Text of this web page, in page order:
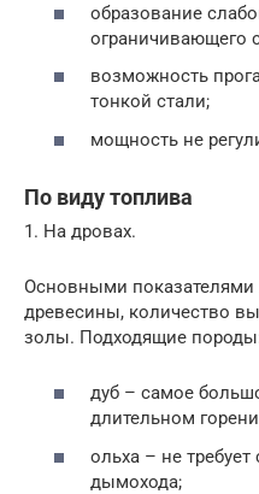
образование
ограничивающего
возможность
тонкой стали;
мощность не
По виду топлива
1. На дровах.
Основными показателями
древесины, количество
золы. Подходящие
дуб – самое
длительном
ольха – не
дымохода;